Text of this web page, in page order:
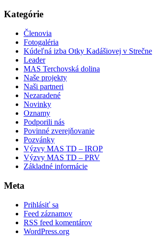
Kategórie
Členovia
Fotogaléria
Kúdeľná izba Otky Kadášiovej v Strečne
Leader
MAS Terchovská dolina
Naše projekty
Naši partneri
Nezaradené
Novinky
Oznamy
Podporili nás
Povinné zverejňovanie
Pozvánky
Výzvy MAS TD – IROP
Výzvy MAS TD – PRV
Základné informácie
Meta
Prihlásiť sa
Feed záznamov
RSS feed komentárov
WordPress.org